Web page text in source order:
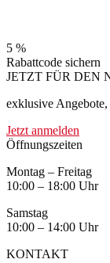
5 %
Rabattcode sichern
JETZT FÜR DEN
exklusive
Jetzt anmelden
Öffnungszeiten
Montag – Freitag
10:00 – 18:00 Uhr
Samstag
10:00 – 14:00 Uhr
KONTAKT